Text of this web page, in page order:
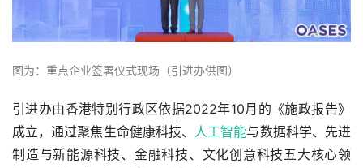
图为：重点企业签署仪式现场（引进办供图）
引进办由香港特别行政区依据2022年10月的《施政报告》
成立，通过聚焦生命健康科技、 人工智能与数据科学、先进
制造与新能源科技、金融科技、文化创意科技五大核心领